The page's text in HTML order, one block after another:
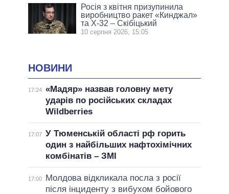
Росія з квітня призупинила
виробництво ракет «Кинджал»
та Х-32 – Скібіцький
10 серпня 2026, 15:05
НОВИНИ
17:24 «Мадяр» назвав головну мету
ударів по російських складах
Wildberries
17:07 У Тюменській області рф горить
один з найбільших нафтохімічних
комбінатів – ЗМІ
17:00
Молдова відкликала посла з росії
після інциденту з вибухом бойового